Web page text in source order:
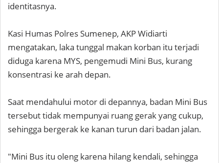
identitasnya.
Kasi Humas Polres Sumenep, AKP Widiarti
mengatakan, laka tunggal makan korban itu terjadi
diduga karena MYS, pengemudi Mini Bus, kurang
konsentrasi ke arah depan.
Saat mendahului motor di depannya, badan Mini Bus
tersebut tidak mempunyai ruang gerak yang cukup,
sehingga bergerak ke kanan turun dari badan jalan.
"Mini Bus itu oleng karena hilang kendali, sehingga